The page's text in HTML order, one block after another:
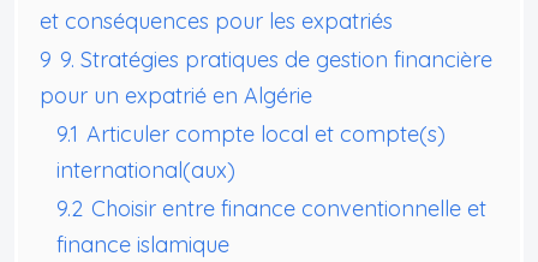
et conséquences pour les expatriés
9 9. Stratégies pratiques de gestion financière
pour un expatrié en Algérie
9.1 Articuler compte local et compte(s)
international(aux)
9.2 Choisir entre finance conventionnelle et
finance islamique